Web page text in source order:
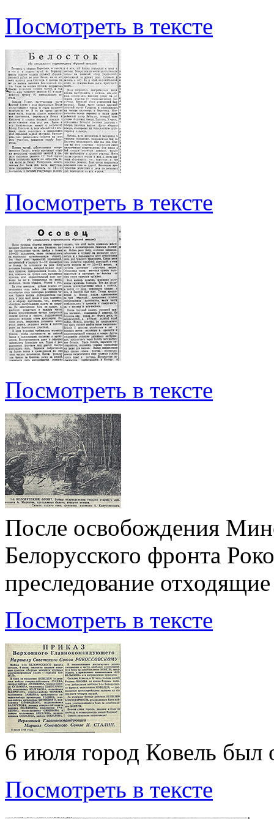
Посмотреть в тексте
Посмотреть в тексте
Посмотреть в тексте
После освобождения
Белорусского фронта
преследование
Посмотреть в тексте
6 июля город Ковель был
Посмотреть в тексте